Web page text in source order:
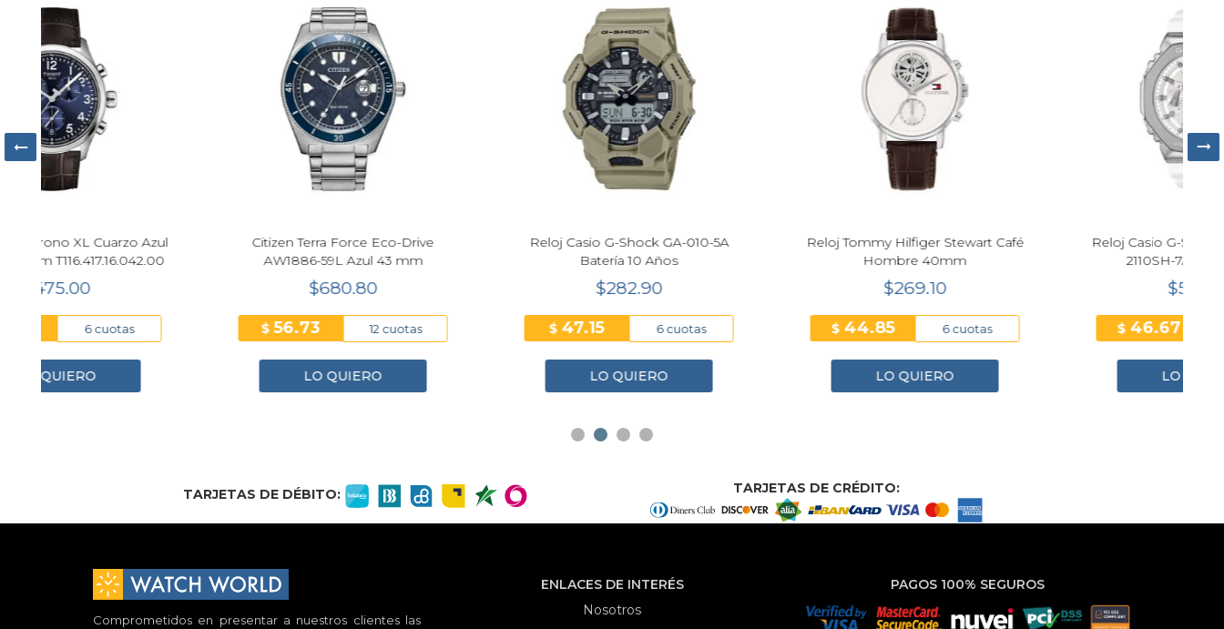
Citizen Terra Force Eco-Drive
AW1886-59L Azul 43 mm
$56.73 12 cuotas
Reloj Casio G-Shock GA-010-5A
Batería 10 Años
$47.15
Reloj Tommy Hilfiger Stewart Café
$44.85 6 cuotas
Reloj Casio G-Shock G-STEEL GM-
$46.67 12 cuotas
TARJETAS DE DÉBITO: TARJETAS DE CRÉDITO:
Comprometidos en presentar a nuestros clientes las
ENLACES DE INTERÉS
Nosotros
PAGOS 100% SEGUROS